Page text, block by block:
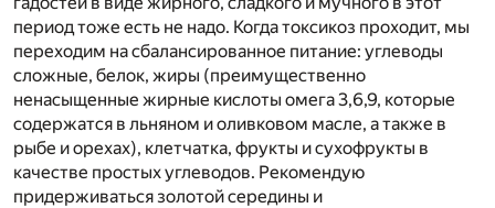
период тоже есть не надо. Когда токсикоз проходит, мы
переходим на сбалансированное питание: углеводы
сложные, белок, жиры (преимущественно
ненасыщенные жирные кислоты омега 3,6,9, которые
содержатся в льняном и оливковом масле, а также в
рыбе и орехах), клетчатка, фрукты и сухофрукты в
качестве простых углеводов. Рекомендую
придерживаться золотой середины и